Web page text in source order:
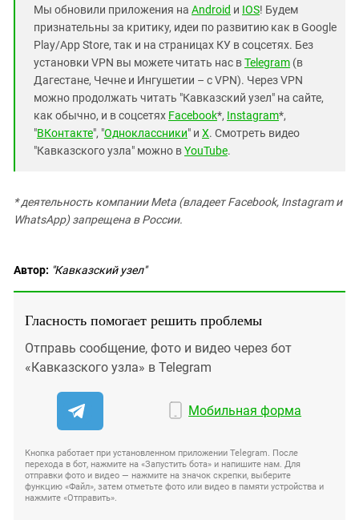
Мы обновили приложения на Android и IOS! Будем
признательны за критику, идеи по развитию как в Google
Play/App Store, так и на страницах КУ в соцсетях. Без
установки VPN вы можете читать нас вTelegram (в
Дагестане, Чечне и Ингушетии – с VPN). Через VPN
можно продолжать читать "Кавказский узел" на сайте,
как обычно, и в соцсетях Facebook*, Instagram*,
"ВКонтакте", "Одноклассники" и X. Смотреть видео
"Кавказского узла" можно вYouTube.
* деятельность компании Meta (владеет Facebook, Instagram и
WhatsApp) запрещена в России.
Автор: "Кавказский узел"
Гласность помогает решить проблемы
Отправь сообщение, фото и видео через бот
«Кавказского узла» в Telegram
Мобильная форма
Кнопка работает при установленном приложении Telegram. После
перехода в бот, нажмите на «Запустить бота» и напишите нам. Для
отправки фото и видео — нажмите на значок скрепки, выберите
функцию «Файл», затем отметьте фото или видео в памяти устройства и
нажмите «Отправить».